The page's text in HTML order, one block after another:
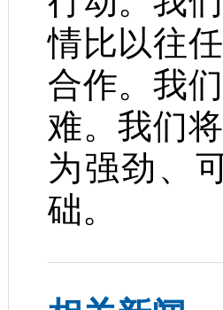
情比以往
合作。我
难。我们
为强劲、
础。